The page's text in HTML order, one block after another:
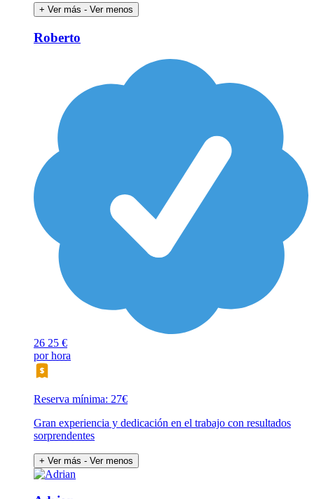
+ Ver más - Ver menos
Roberto
26 25 €
por hora
Reserva mínima: 27€
Gran experiencia y dedicación en el trabajo con resultados
sorprendentes
+ Ver más - Ver menos